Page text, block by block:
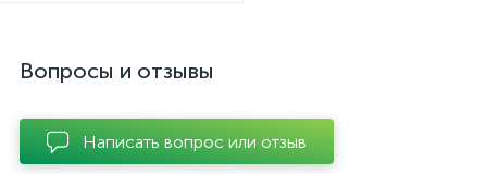
Вопросы и отзывы
Написать вопрос или отзыв